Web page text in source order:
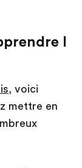
l
, voici
mettre en